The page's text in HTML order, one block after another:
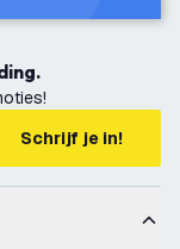
Schrijf je in!